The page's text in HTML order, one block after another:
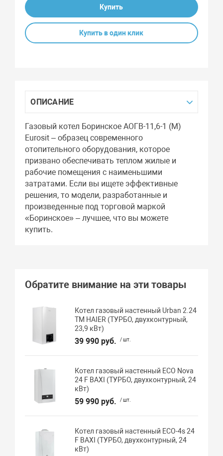
Купить
Купить в один клик
ОПИСАНИЕ
Газовый котел Боринское АОГВ-11,6-1 (М)
Eurosit – образец современного
отопительного оборудования, которое
призвано обеспечивать теплом жилые и
рабочие помещения с наименьшими
затратами. Если вы ищете эффективные
решения, то модели, разработанные и
произведенные под торговой маркой
«Боринское» – лучшее, что вы можете
купить.
Обратите внимание на эти товары
Котел газовый настенный Urban 2.24
TM HAIER (ТУРБО, двухконтурный,
23,9 кВт)
39 990 руб. / шт.
Котел газовый настенный ECO Nova
24 F BAXI (ТУРБО, двухконтурный, 24
кВт)
59 990 руб. / шт.
Котел газовый настенный ECO-4s 24
F BAXI (ТУРБО, двухконтурный, 24
кВт)